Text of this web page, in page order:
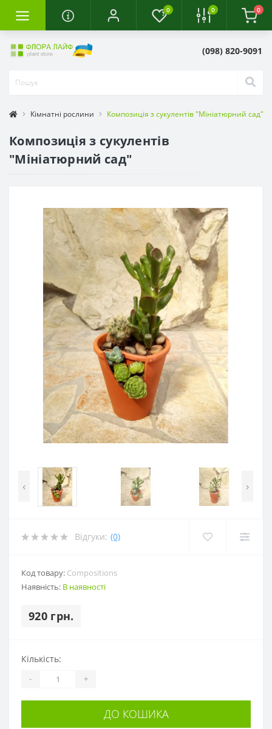
0 0 0
(098) 820-9091
Кімнатні рослини Композиція з сукулентів "Мініатюрний сад"
Композиція з сукулентів
"Мініатюрний сад"
‹ ›
Відгуки: (0)
Код товару: Compositions
Наявність: В наявності
920 грн.
Кількість:
- +
ДО КОШИКА